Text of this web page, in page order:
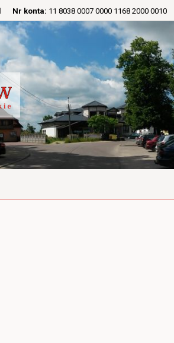
Nr konta: 11 8038 0007 0000 1168 2000 0010